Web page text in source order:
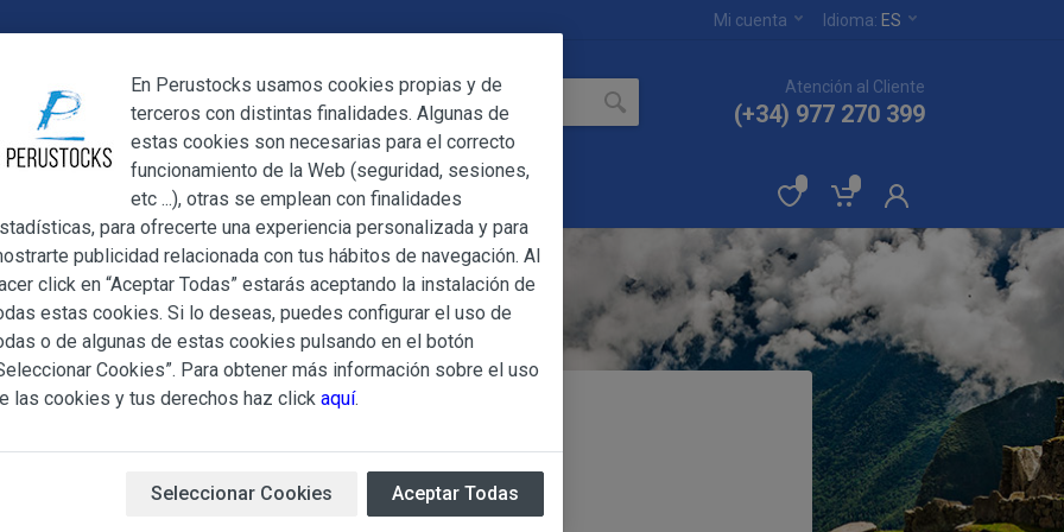
Mi cuenta Idioma: ES
Atención al Cliente
(+34) 977 270 399
Megamenu Mi cuenta Blog
Acerca de nosotros
Generales regulan la adquisición de los productos ofertados en el sitio web
que es titular ALBERT SALA CIGÜELA y CINTHYA PAMELA RUIZ YACARINE (en
ser de aplicación al adquirir determinados productos.
Cerrar
En Perustocks usamos cookies propias y de
terceros con distintas finalidades. Algunas de
estas cookies son necesarias para el correcto
funcionamiento de la Web (seguridad, sesiones,
etc ...), otras se emplean con finalidades
para ofrecerte una experiencia personalizada y para
publicidad relacionada con tus hábitos de navegación. Al
click en “Aceptar Todas” estarás aceptando la instalación de
estas cookies. Si lo deseas, puedes configurar el uso de
o de algunas de estas cookies pulsando en el botón
Cookies”. Para obtener más información sobre el uso
las cookies y tus derechos haz click aquí.
Seleccionar Cookies Aceptar Todas